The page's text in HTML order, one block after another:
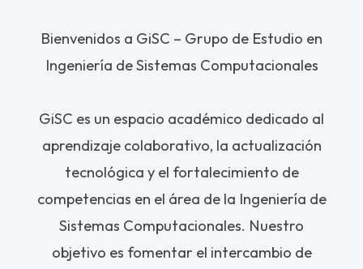
Bienvenidos a GiSC – Grupo de Estudio en
Ingeniería de Sistemas Computacionales
GiSC es un espacio académico dedicado al
aprendizaje colaborativo, la actualización
tecnológica y el fortalecimiento de
competencias en el área de la Ingeniería de
Sistemas Computacionales. Nuestro
objetivo es fomentar el intercambio de